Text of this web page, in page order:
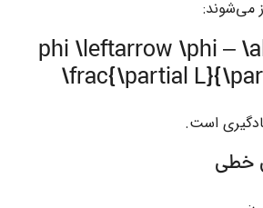
می‌شوند:
\phi \leftarrow \phi –
\frac{\partial
است.